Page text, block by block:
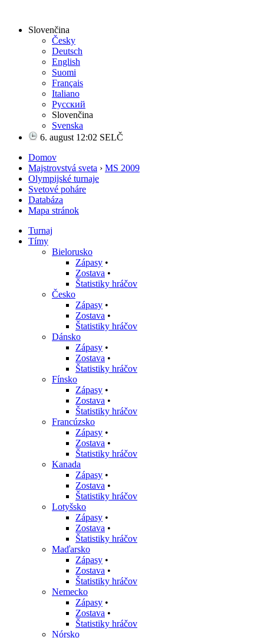
Slovenčina
Česky
Deutsch
English
Suomi
Français
Italiano
Русский
Slovenčina
Svenska
6. august 12:02 SELČ
Domov
Majstrovstvá sveta › MS 2009
Olympijské turnaje
Svetové poháre
Databáza
Mapa stránok
Turnaj
Tímy
Bielorusko
Zápasy •
Zostava •
Štatistiky hráčov
Česko
Zápasy •
Zostava •
Štatistiky hráčov
Dánsko
Zápasy •
Zostava •
Štatistiky hráčov
Fínsko
Zápasy •
Zostava •
Štatistiky hráčov
Francúzsko
Zápasy •
Zostava •
Štatistiky hráčov
Kanada
Zápasy •
Zostava •
Štatistiky hráčov
Lotyšsko
Zápasy •
Zostava •
Štatistiky hráčov
Maďarsko
Zápasy •
Zostava •
Štatistiky hráčov
Nemecko
Zápasy •
Zostava •
Štatistiky hráčov
Nórsko